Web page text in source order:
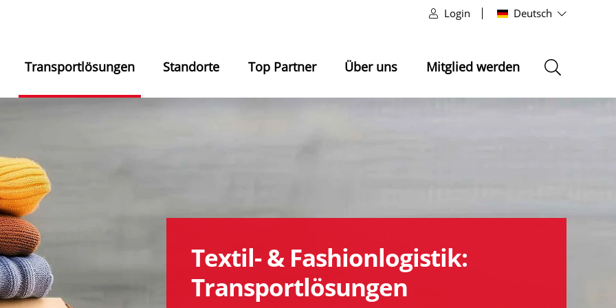
Login Deutsch
Transportlösungen Standorte Top Partner Über uns Mitglied werden
Textil- & Fashionlogistik:
Transportlösungen